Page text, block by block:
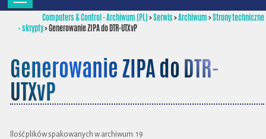
Computers & Control - Archiwum (PL)>Serwis>Archiwum>Strony techniczne
– skrypty>Generowanie ZIPA do DTR-UTXvP
Generowanie ZIPA do DTR-
UTXvP
Ilość plików spakowanych w archiwum: 19